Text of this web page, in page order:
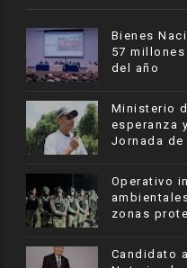
Bienes
57
del año
Ministerio
esperanza
Jornada de
Operativo
zonas
Candidato